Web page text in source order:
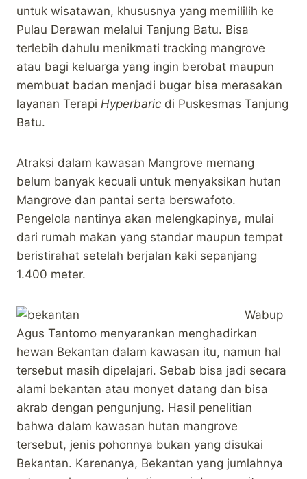
untuk wisatawan, khususnya yang memililih ke
Pulau Derawan melalui Tanjung Batu. Bisa
terlebih dahulu menikmati tracking mangrove
atau bagi keluarga yang ingin berobat maupun
membuat badan menjadi bugar bisa merasakan
layanan Terapi Hyperbaric di Puskesmas Tanjung
Batu.
Atraksi dalam kawasan Mangrove memang
belum banyak kecuali untuk menyaksikan hutan
Mangrove dan pantai serta berswafoto.
Pengelola nantinya akan melengkapinya, mulai
dari rumah makan yang standar maupun tempat
beristirahat setelah berjalan kaki sepanjang
1.400 meter.
Wabup
Agus Tantomo menyarankan menghadirkan
hewan Bekantan dalam kawasan itu, namun hal
tersebut masih dipelajari. Sebab bisa jadi secara
alami bekantan atau monyet datang dan bisa
akrab dengan pengunjung. Hasil penelitian
bahwa dalam kawasan hutan mangrove
tersebut, jenis pohonnya bukan yang disukai
Bekantan. Karenanya, Bekantan yang jumlahnya